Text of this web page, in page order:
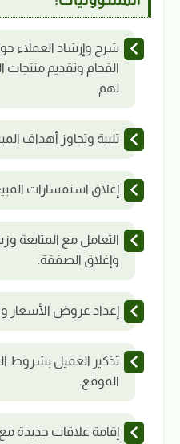
شرح وإرشاد العملاء
الفحام وتقديم
لهم.
تلبية وتجاوز أهداف
إغلاق استفسارات
التعامل مع المتابعة
وإغلاق الصفقة.
إعداد عروض الأسعار
تذكير العميل بشروط
الموقع.
إقامة علاقات جديدة